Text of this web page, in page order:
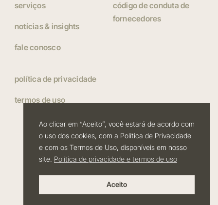
serviços
notícias & insights
fale conosco
código de conduta de
fornecedores
política de privacidade
termos de uso
© 2026Atria Desenvolvimento Imobiliário. Todos os direitos
reservados.
Ao clicar em “Aceito”, você estará de acordo com
o uso dos cookies, com a Política de Privacidade
e com os Termos de Uso, disponíveis em nosso
site. Política de privacidade e termos de uso
Aceito